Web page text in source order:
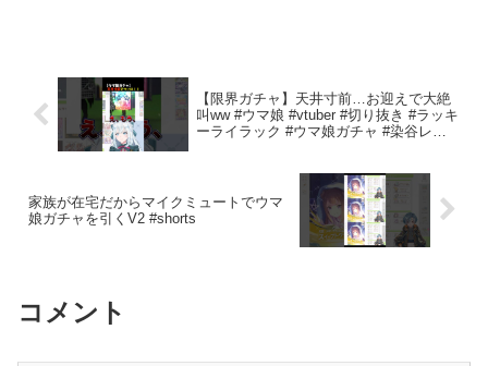
【限界ガチャ】天井寸前…お迎えで大絶
叫ww #ウマ娘 #vtuber #切り抜き #ラッキ
ーライラック #ウマ娘ガチャ #染谷レイ
家族が在宅だからマイクミュートでウマ
娘ガチャを引くV2 #shorts
コメント